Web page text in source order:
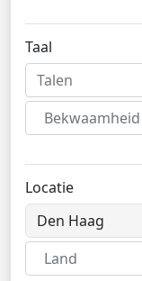
Taal
Bekwaamheid
Locatie
Land